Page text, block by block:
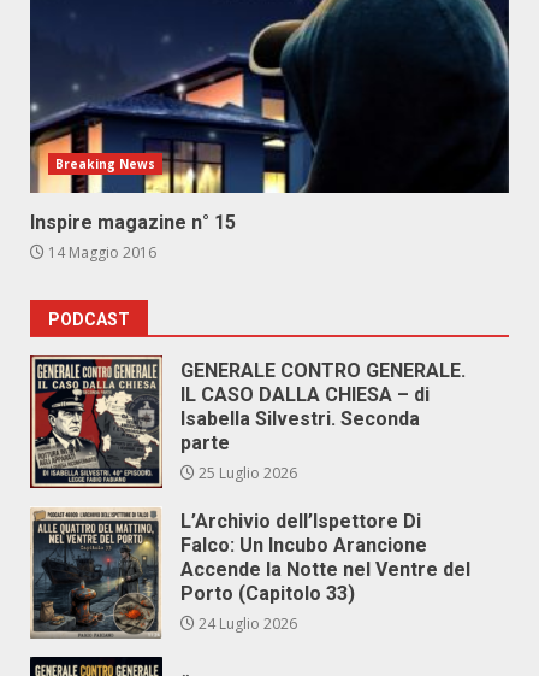
Breaking News
Inspire magazine n° 15
14 Maggio 2016
PODCAST
GENERALE CONTRO GENERALE.
IL CASO DALLA CHIESA – di
Isabella Silvestri. Seconda
parte
25 Luglio 2026
L’Archivio dell’Ispettore Di
Falco: Un Incubo Arancione
Accende la Notte nel Ventre del
Porto (Capitolo 33)
24 Luglio 2026